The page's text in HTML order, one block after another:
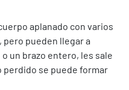
aplanado con varios
pero pueden llegar a
un brazo entero, les sale
perdido se puede formar